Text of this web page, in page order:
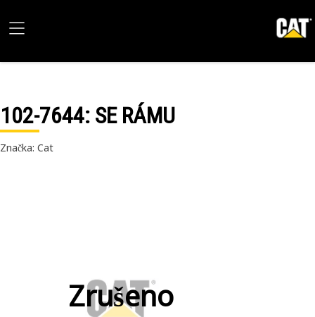
102-7644: SE RÁMU
Značka: Cat
Zrušeno